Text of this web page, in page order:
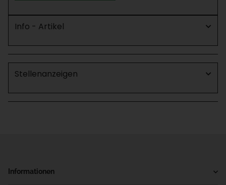
Info - Artikel
Stellenanzeigen
Informationen